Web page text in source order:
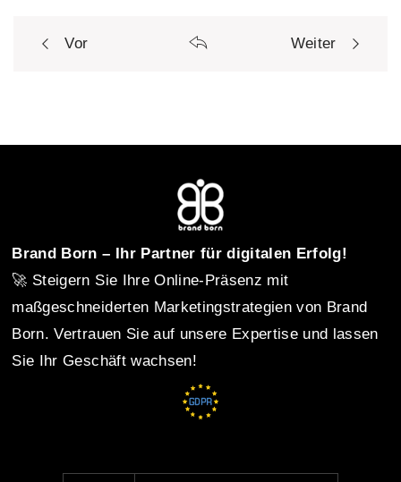
t
n
a
Vor Weiter
Brand Born – Ihr Partner für digitalen Erfolg!
🚀 Steigern Sie Ihre Online-Präsenz mit
maßgeschneiderten Marketingstrategien von Brand
Born. Vertrauen Sie auf unsere Expertise und lassen
Sie Ihr Geschäft wachsen!